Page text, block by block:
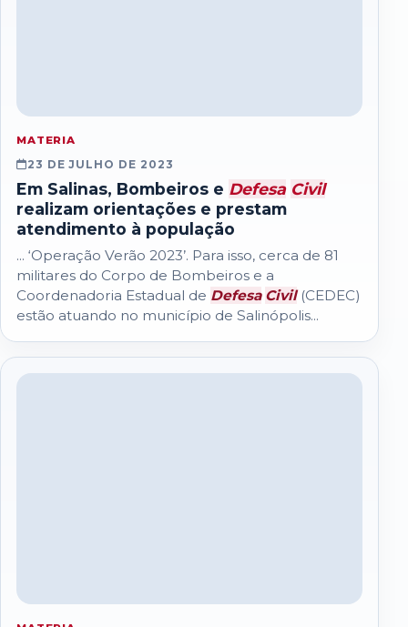
MATERIA
23 DE JULHO DE 2023
Em Salinas, Bombeiros e Defesa Civil
realizam orientações e prestam
atendimento à população
... ‘Operação Verão 2023’. Para isso, cerca de 81
militares do Corpo de Bombeiros e a
Coordenadoria Estadual de Defesa Civil(CEDEC)
estão atuando no município de Salinópolis...